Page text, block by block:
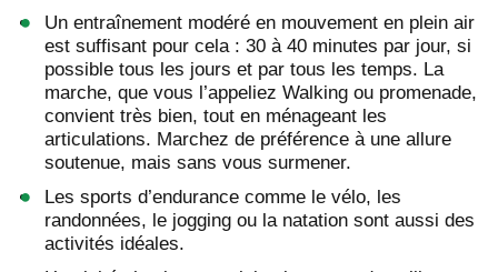
Un entraînement modéré en mouvement en plein air
est suffisant pour cela : 30 à 40 minutes par jour, si
possible tous les jours et par tous les temps. La
marche, que vous l’appeliez Walking ou promenade,
convient très bien, tout en ménageant les
articulations. Marchez de préférence à une allure
soutenue, mais sans vous surmener.
Les sports d’endurance comme le vélo, les
randonnées, le jogging ou la natation sont aussi des
activités idéales.